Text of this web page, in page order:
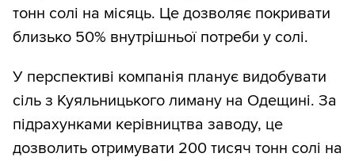
тонн солі на місяць. Це дозволяє покривати
близько 50% внутрішньої потреби у солі.
У перспективі компанія планує видобувати
сіль з Куяльницького лиману на Одещині. За
підрахунками керівництва заводу, це
дозволить отримувати 200 тисяч тонн солі на